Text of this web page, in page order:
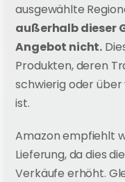
ausgewählte
außerhalb dieser
Angebot nicht.
Produkten, deren
schwierig oder
ist.
Amazon empfiehlt
Lieferung, da dies
Verkäufe erhöht.